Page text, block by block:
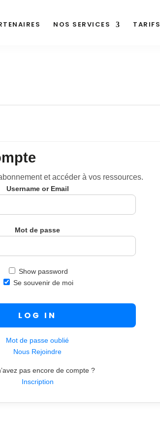
NOS SERVICES TARIFS
et accéder à vos ressources.
Username or Email
Mot de passe
Show password
Se souvenir de moi
Mot de passe oublié
Nous Rejoindre
pas encore de compte ?
Inscription